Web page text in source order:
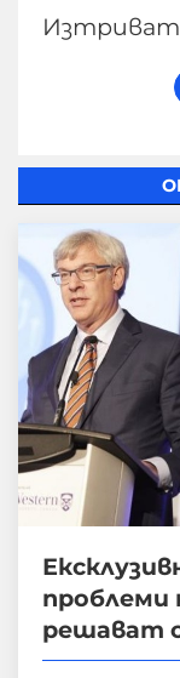
Изтриват
проблеми
решават